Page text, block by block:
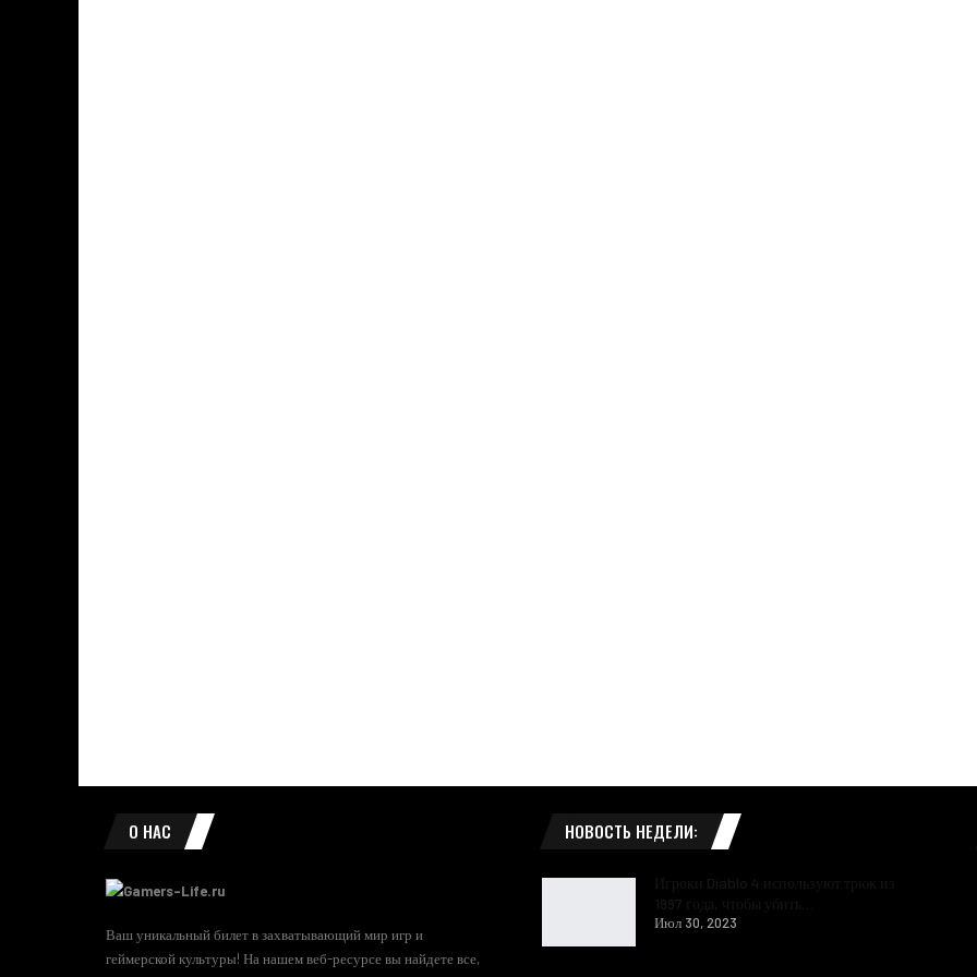
О НАС
Ваш уникальный билет в захватывающий мир игр и
геймерской культуры! На нашем веб-ресурсе вы найдете все,
НОВОСТЬ НЕДЕЛИ:
Июл 30, 2023